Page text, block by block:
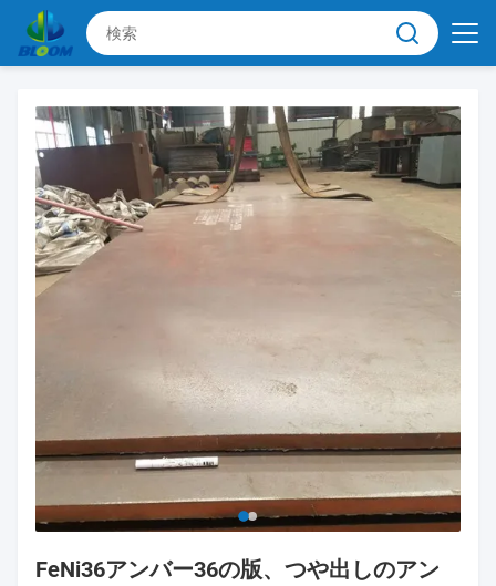
FeNi36アンバー36の版、つや出しのアン